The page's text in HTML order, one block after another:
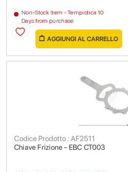
Non-Stock Item - Tempistica 10
Days from purchase
AGGIUNGI AL CARRELLO
Chiave Frizione - EBC CT003
Codice Prodotto : AF2511